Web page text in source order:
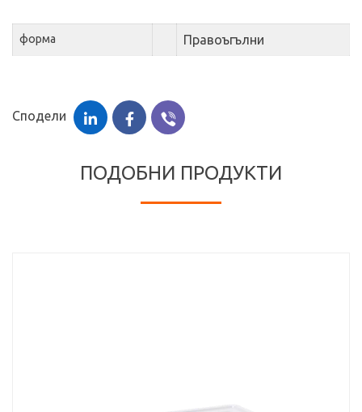
форма Правоъгълни
Сподели
ПОДОБНИ ПРОДУКТИ